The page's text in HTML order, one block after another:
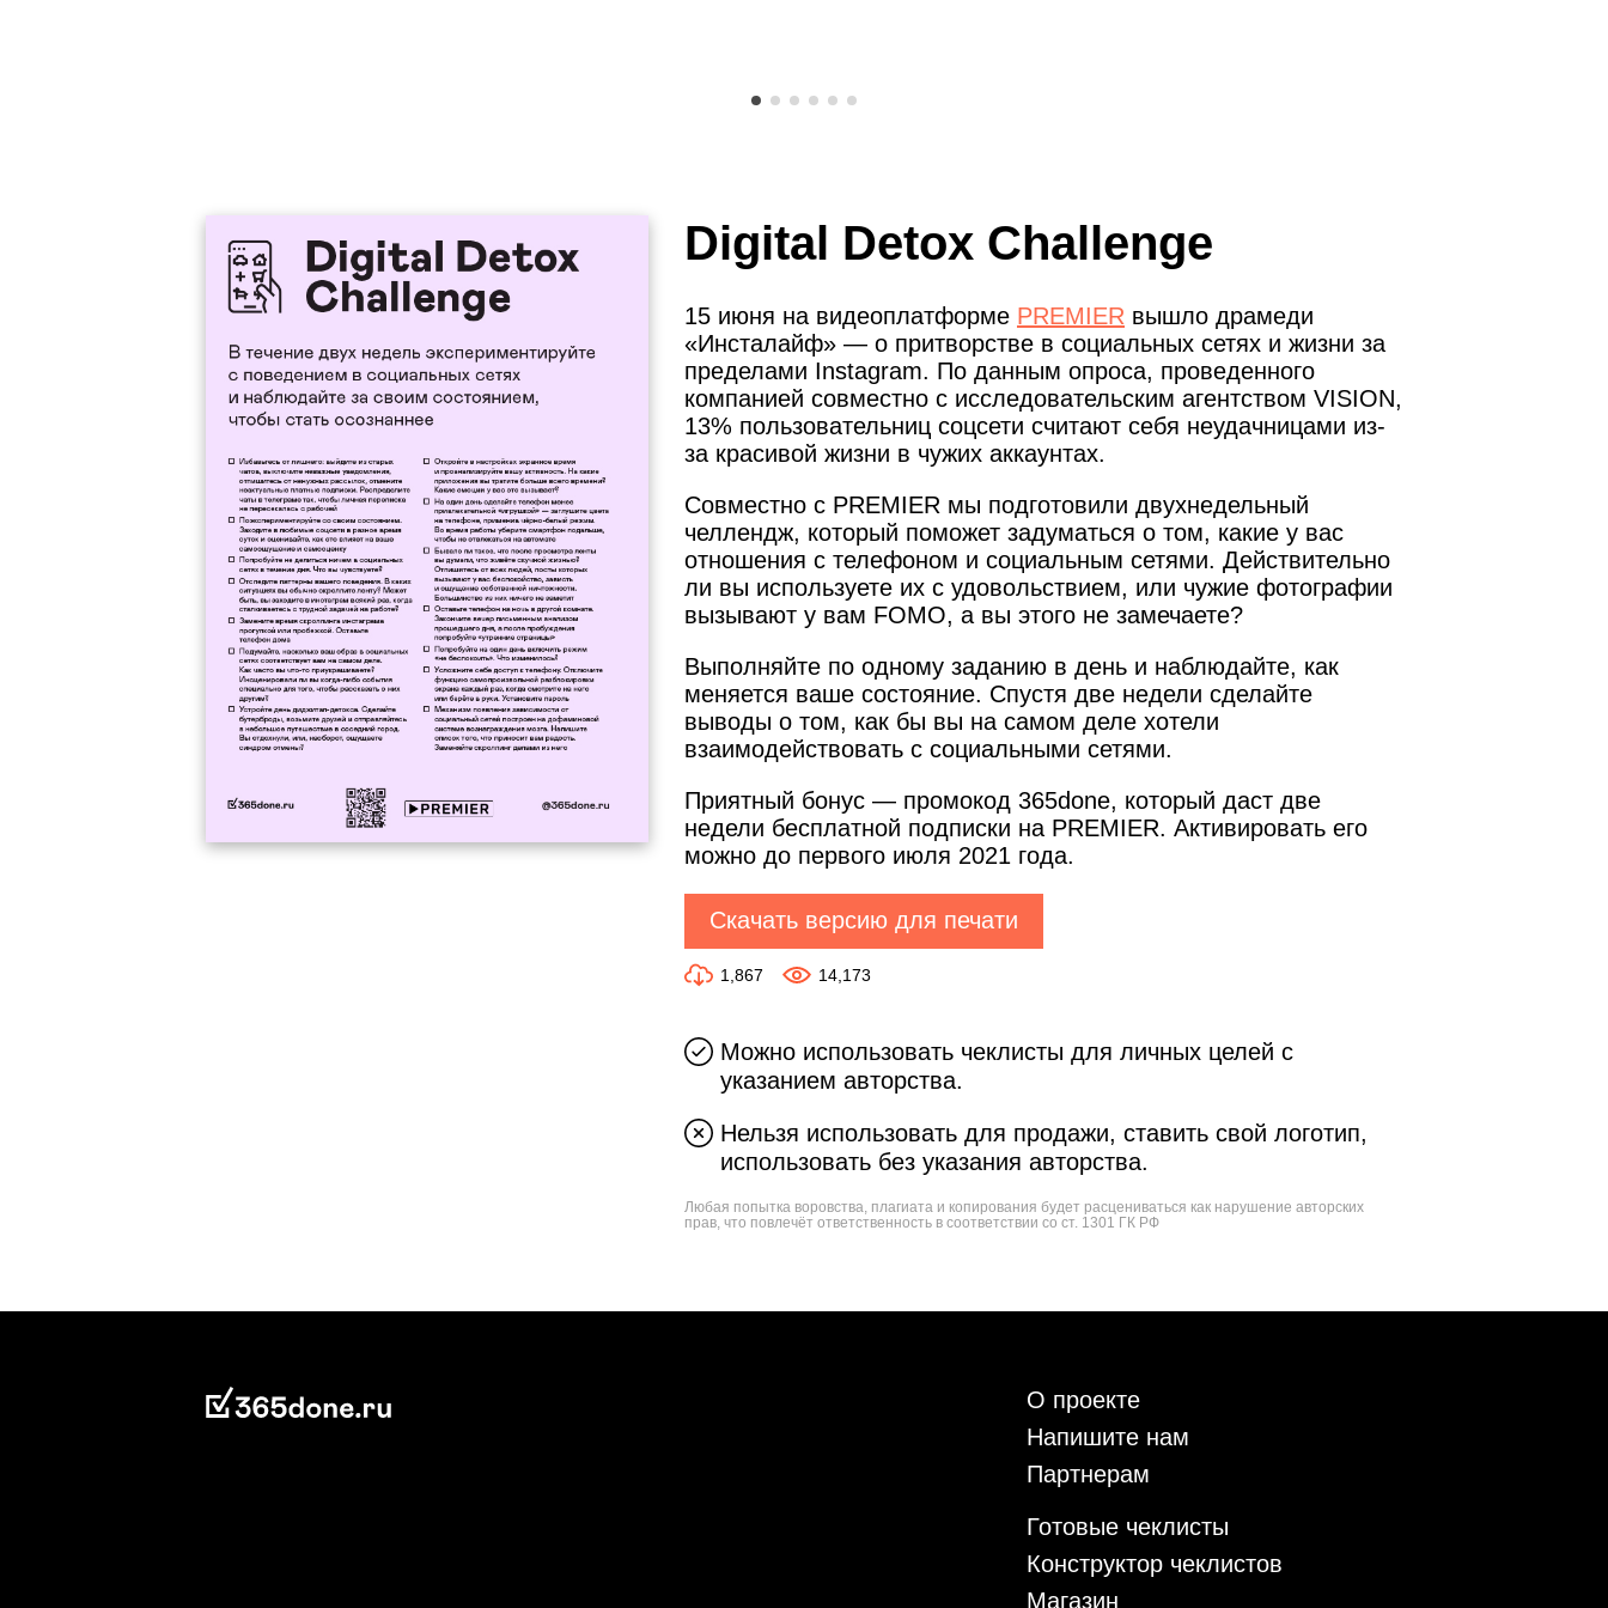
Digital Detox Challenge
15 июня на видеоплатформе PREMIER вышло драмеди
«Инсталайф» — о притворстве в социальных сетях и жизни за
пределами Instagram. По данным опроса, проведенного
компанией совместно с исследовательским агентством VISION,
13% пользовательниц соцсети считают себя неудачницами из-
за красивой жизни в чужих аккаунтах.
Совместно с PREMIER мы подготовили двухнедельный
челлендж, который поможет задуматься о том, какие у вас
отношения с телефоном и социальным сетями. Действительно
ли вы используете их с удовольствием, или чужие фотографии
вызывают у вам FOMO, а вы этого не замечаете?
Выполняйте по одному заданию в день и наблюдайте, как
меняется ваше состояние. Спустя две недели сделайте
выводы о том, как бы вы на самом деле хотели
взаимодействовать с социальными сетями.
Приятный бонус — промокод 365done, который даст две
недели бесплатной подписки на PREMIER. Активировать его
можно до первого июля 2021 года.
Скачать версию для печати
1,867 14,173
Можно использовать чеклисты для личных целей с
указанием авторства.
Нельзя использовать для продажи, ставить свой логотип,
использовать без указания авторства.
Любая попытка воровства, плагиата и копирования будет расцениваться как нарушение авторских
прав, что повлечёт ответственность в соответствии со ст. 1301 ГК РФ
О проекте
Напишите нам
Партнерам
Готовые чеклисты
Конструктор чеклистов
Магазин